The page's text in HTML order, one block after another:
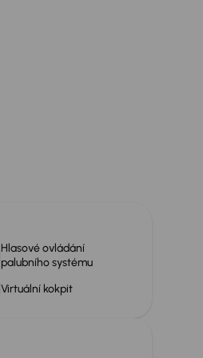
Hlasové ovládání
palubního systému
Virtuální kokpit